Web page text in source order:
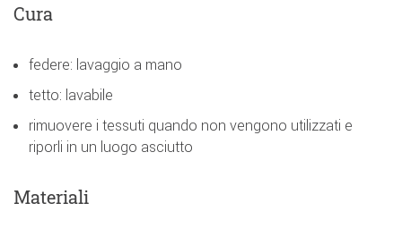
Cura
federe: lavaggio a mano
tetto: lavabile
rimuovere i tessuti quando non vengono utilizzati e
riporli in un luogo asciutto
Materiali